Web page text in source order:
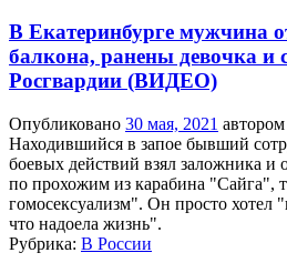
В Екатеринбурге мужчина
балкона, ранены девочка и
Росгвардии (ВИДЕО)
Опубликовано 30 мая, 2021 автором
Находившийся в запое бывший
боевых действий взял заложника и
по прохожим из карабина "Сайга",
гомосексуализм". Он просто хотел
что надоела жизнь".
Рубрика: В России